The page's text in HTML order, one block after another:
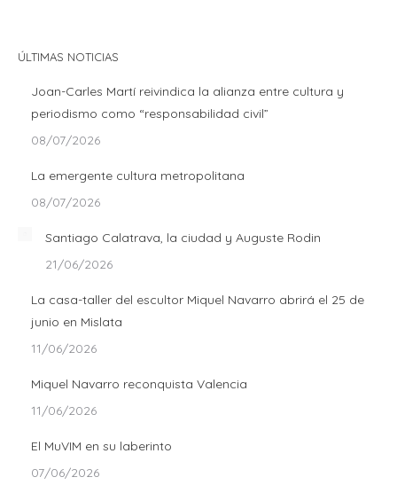
ÚLTIMAS NOTICIAS
Joan-Carles Martí reivindica la alianza entre cultura y
periodismo como “responsabilidad civil”
08/07/2026
La emergente cultura metropolitana
08/07/2026
Santiago Calatrava, la ciudad y Auguste Rodin
21/06/2026
La casa-taller del escultor Miquel Navarro abrirá el 25 de
junio en Mislata
11/06/2026
Miquel Navarro reconquista Valencia
11/06/2026
El MuVIM en su laberinto
07/06/2026